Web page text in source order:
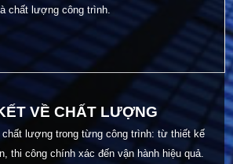
chất lượng công trình.
VỀ CHẤT LƯỢNG
chất lượng trong từng công trình: từ thiết kế
thi công chính xác đến vận hành hiệu quả.